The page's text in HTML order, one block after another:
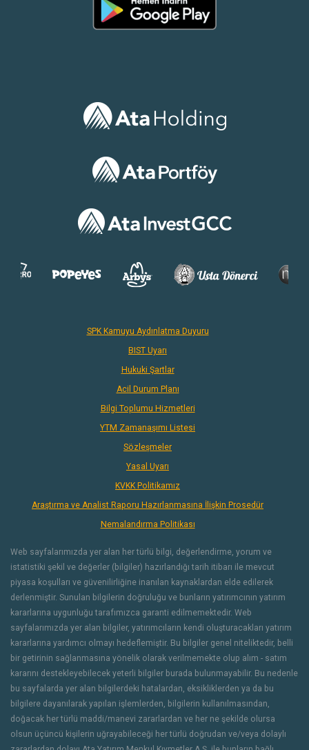
SPK Kamuyu Aydınlatma Duyuru
BIST Uyarı
Hukuki Şartlar
Acil Durum Planı
Bilgi Toplumu Hizmetleri
YTM Zamanaşımı Listesi
Sözleşmeler
Yasal Uyarı
KVKK Politikamız
Araştırma ve Analist Raporu Hazırlanmasına İlişkin Prosedür
Nemalandırma Politikası
Web sayfalarımızda yer alan her türlü bilgi, değerlendirme, yorum ve
istatistiki şekil ve değerler (bilgiler) hazırlandığı tarih itibarı ile mevcut
piyasa koşulları ve güvenilirliğine inanılan kaynaklardan elde edilerek
derlenmiştir. Sunulan bilgilerin doğruluğu ve bunların yatırımcının yatırım
kararlarına uygunluğu tarafımızca garanti edilmemektedir. Web
sayfalarımızda yer alan bilgiler, yatırımcıların kendi oluşturacakları yatırım
kararlarına yardımcı olmayı hedeflemiştir. Bu bilgiler genel niteliktedir, belli
bir getirinin sağlanmasına yönelik olarak verilmemekte olup alım - satım
kararını destekleyebilecek yeterli bilgiler burada bulunmayabilir. Bu nedenle
bu sayfalarda yer alan bilgilerdeki hatalardan, eksikliklerden ya da bu
bilgilere dayanılarak yapılan işlemlerden, bilgilerin kullanılmasından,
doğacak her türlü maddi/manevi zararlardan ve her ne şekilde olursa
olsun üçüncü kişilerin uğrayabileceği her türlü doğrudan ve/veya dolaylı